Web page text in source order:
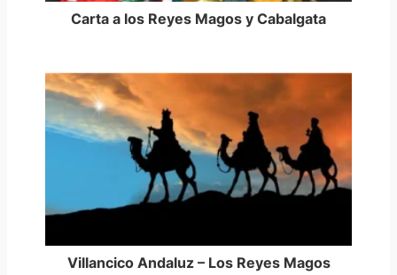
Carta a los Reyes Magos y Cabalgata
Villancico Andaluz – Los Reyes Magos